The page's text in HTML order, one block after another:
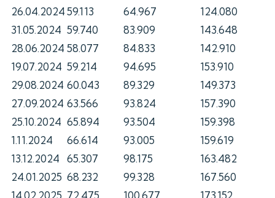
26.04.202459.113 64.967
124.080
31.05.2024 59.740 83.909
143.648
28.06.2024 58.077 84.833
142.910
19.07.2024 59.214 94.695
153.910
29.08.2024 60.043 89.329
149.373
27.09.2024 63.566 93.824
157.390
25.10.2024 65.894 93.504
159.398
1.11.2024
66.614 93.005
159.619
13.12.2024
65.307 98.175
163.482
24.01.2025 68.232 99.328
167.560
14.02.2025 72.475 100.677
173.152